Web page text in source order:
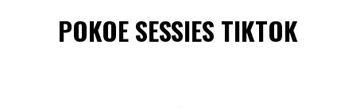
POKOE SESSIES TIKTOK